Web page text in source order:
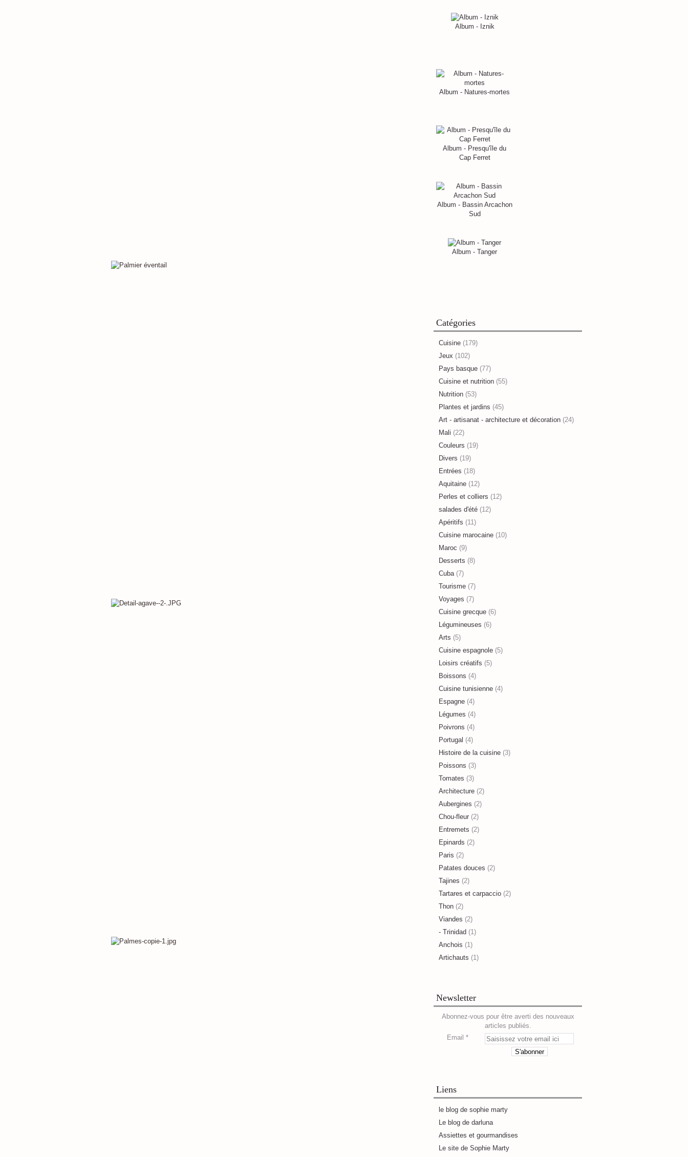
Album - Iznik
Album - Natures-mortes
Album - Presqu'île du
Cap Ferret
Album - Bassin Arcachon
Sud
Album - Tanger
Catégories
Cuisine (179)
Jeux (102)
Pays basque (77)
Cuisine et nutrition (55)
Nutrition (53)
Plantes et jardins (45)
Art - artisanat - architecture et décoration (24)
Mali (22)
Couleurs (19)
Divers (19)
Entrées (18)
Aquitaine (12)
Perles et colliers (12)
salades d'été (12)
Apéritifs (11)
Cuisine marocaine (10)
Maroc (9)
Desserts (8)
Cuba(7)
Tourisme (7)
Voyages (7)
Cuisine grecque (6)
Légumineuses (6)
Arts (5)
Cuisine espagnole (5)
Loisirs créatifs (5)
Boissons (4)
Cuisine tunisienne (4)
Espagne (4)
Légumes (4)
Poivrons (4)
Portugal (4)
Histoire de la cuisine (3)
Poissons (3)
Tomates (3)
Architecture (2)
Aubergines (2)
Chou-fleur (2)
Entremets (2)
Epinards (2)
Paris (2)
Patates douces (2)
Tajines (2)
Tartares et carpaccio (2)
Thon (2)
Viandes (2)
- Trinidad (1)
Anchois (1)
Artichauts (1)
Newsletter
Abonnez-vous pour être averti des nouveaux
articles publiés.
Email
Liens
le blog de sophie marty
Le blog de darluna
Assiettes et gourmandises
Le site de Sophie Marty